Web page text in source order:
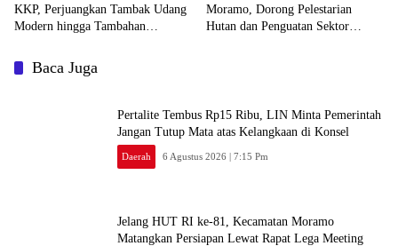
KKP, Perjuangkan Tambak Udang
Modern hingga Tambahan
Moramo, Dorong Pelestarian
Hutan dan Penguatan Sektor
Baca Juga
‎Pertalite Tembus Rp15 Ribu, LIN Minta Pemerintah
Jangan Tutup Mata atas Kelangkaan di Konsel
Daerah 6 Agustus 2026 | 7:15 Pm
‎Jelang HUT RI ke-81, Kecamatan Moramo
Matangkan Persiapan Lewat Rapat Lega Meeting